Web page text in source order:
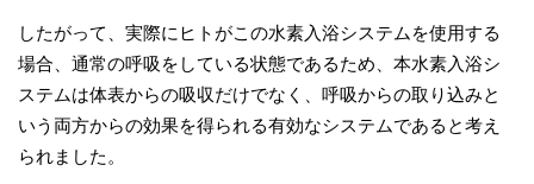
したがって、実際にヒトがこの水素入浴システムを使用する
場合、通常の呼吸をしている状態であるため、本水素入浴シ
ステムは体表からの吸収だけでなく、呼吸からの取り込みと
いう両方からの効果を得られる有効なシステムであると考え
られました。